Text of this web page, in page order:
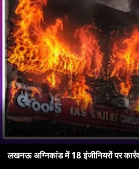
लखनऊ अग्निकांड में 18 इंजीनियरों पर